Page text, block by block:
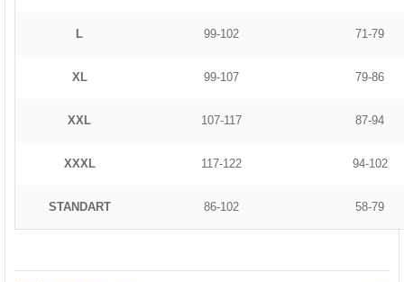
L 99-102 71-79
XL 99-107 79-86
XXL 107-117 87-94
XXXL 117-122 94-102
STANDART 86-102 58-79